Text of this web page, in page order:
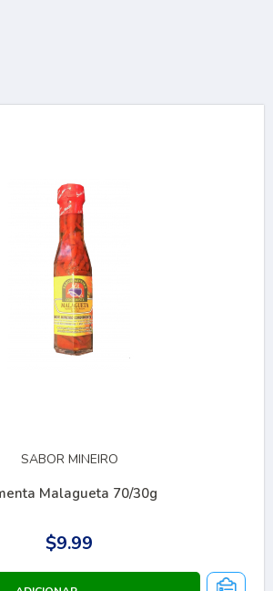
SABOR MINEIRO
Malagueta 70/30g
$9.99